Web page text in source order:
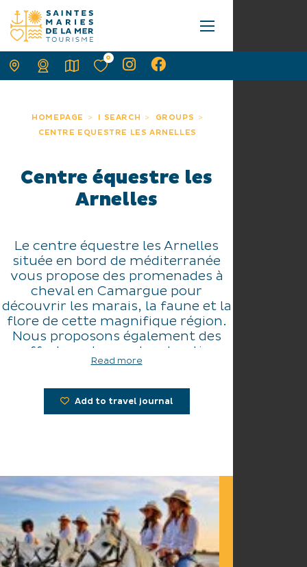
HOMEPAGE I SEARCH
GROUPS
CENTRE EQUESTRE LES ARNELLES
Centre équestre les
Arnelles
Le centre équestre les Arnelles
située en bord de méditerranée
vous propose des promenades à
cheval en Camargue pour
découvrir les marais, la faune et la
flore de cette magnifique région.
Nous proposons également des
coffrets cadeaux, des shooting
photo et nous pouvons adapter
répondre à toutes vos envies !
Read more
Add to travel journal
0